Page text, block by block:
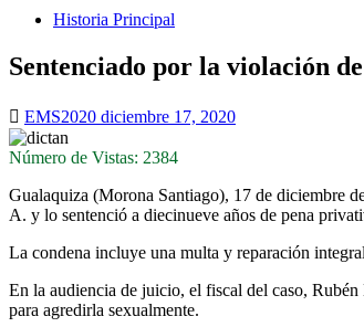
Historia Principal
Sentenciado por la violación
EMS2020 diciembre 17, 2020
Número de Vistas: 2384
Gualaquiza (Morona Santiago), 17 de diciembre
A. y lo sentenció a diecinueve años de pena
La condena incluye una multa y reparación
En la audiencia de juicio, el fiscal del caso,
para agredirla sexualmente.